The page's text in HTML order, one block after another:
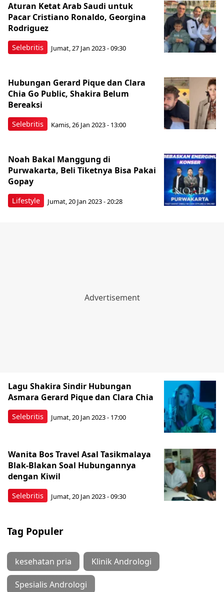
Selebritis
Aturan Ketat Arab Saudi untuk
Pacar Cristiano Ronaldo, Georgina
Rodriguez
Jumat, 27 Jan 2023 - 09:30
Selebritis
Hubungan Gerard Pique dan Clara
Chia Go Public, Shakira Belum
Bereaksi
Kamis, 26 Jan 2023 - 13:00
Lifestyle
Noah Bakal Manggung di
Purwakarta, Beli Tiketnya Bisa Pakai
Gopay
Jumat, 20 Jan 2023 - 20:28
Selebritis
Lagu Shakira Sindir Hubungan
Asmara Gerard Pique dan Clara Chia
Jumat, 20 Jan 2023 - 17:00
Selebritis
Wanita Bos Travel Asal Tasikmalaya
Blak-Blakan Soal Hubungannya
dengan Kiwil
Jumat, 20 Jan 2023 - 09:30
Tag Populer
kesehatan pria Klinik Andrologi
Spesialis Andrologi